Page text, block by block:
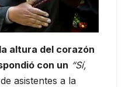
altura del corazón
con un “Sí,
asistentes a la